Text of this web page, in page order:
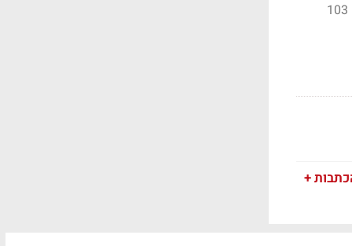
עידו חג'ג' ממתין לאישור האסיפה הכללית של קבוצת חג'ג' לחידוש החוזה שלו שכולל שכר של 103
+